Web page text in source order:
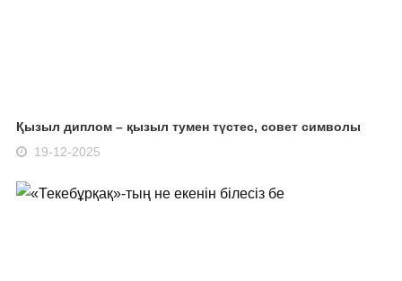
Қызыл диплом – қызыл тумен түстес, совет символы
19-12-2025